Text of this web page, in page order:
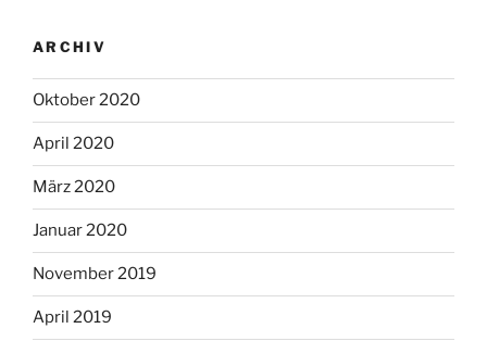
ARCHIV
Oktober 2020
April 2020
März 2020
Januar 2020
November 2019
April 2019